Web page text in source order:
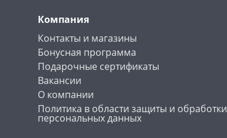
Компания
Контакты и магазины
Бонусная программа
Подарочные сертификаты
Вакансии
О компании
Политика в области защиты и обработки
персональных данных